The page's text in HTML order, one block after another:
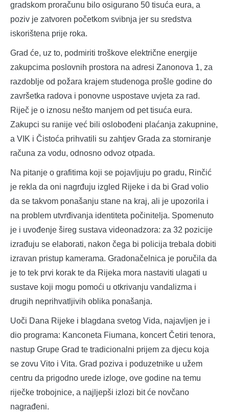
gradskom proračunu bilo osigurano 50 tisuća eura, a
poziv je zatvoren početkom svibnja jer su sredstva
iskorištena prije roka.
Grad će, uz to, podmiriti troškove električne energije
zakupcima poslovnih prostora na adresi Zanonova 1, za
razdoblje od požara krajem studenoga prošle godine do
završetka radova i ponovne uspostave uvjeta za rad.
Riječ je o iznosu nešto manjem od pet tisuća eura.
Zakupci su ranije već bili oslobođeni plaćanja zakupnine,
a VIK i Čistoća prihvatili su zahtjev Grada za storniranje
računa za vodu, odnosno odvoz otpada.
Na pitanje o grafitima koji se pojavljuju po gradu, Rinčić
je rekla da oni nagrđuju izgled Rijeke i da bi Grad volio
da se takvom ponašanju stane na kraj, ali je upozorila i
na problem utvrđivanja identiteta počinitelja. Spomenuto
je i uvođenje šireg sustava videonadzora: za 32 pozicije
izrađuju se elaborati, nakon čega bi policija trebala dobiti
izravan pristup kamerama. Gradonačelnica je poručila da
je to tek prvi korak te da Rijeka mora nastaviti ulagati u
sustave koji mogu pomoći u otkrivanju vandalizma i
drugih neprihvatljivih oblika ponašanja.
Uoči Dana Rijeke i blagdana svetog Vida, najavljen je i
dio programa: Kanconeta Fiumana, koncert Četiri tenora,
nastup Grupe Grad te tradicionalni prijem za djecu koja
se zovu Vito i Vita. Grad poziva i poduzetnike u užem
centru da prigodno urede izloge, ove godine na temu
riječke trobojnice, a najljepši izlozi bit će novčano
nagrađeni.